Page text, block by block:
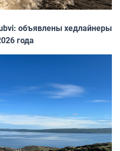
объявлены хедлайнеры
года